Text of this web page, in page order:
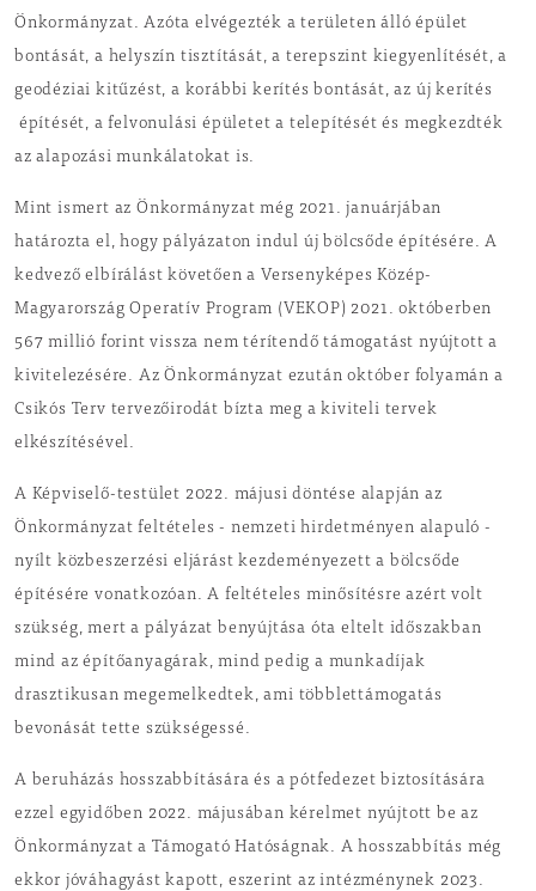
Önkormányzat. Azóta elvégezték a területen álló épület
bontását, a helyszín tisztítását, a terepszint kiegyenlítését, a
geodéziai kitűzést, a korábbi kerítés bontását, az új kerítés
építését, a felvonulási épületet a telepítését és megkezdték
az alapozási munkálatokat is.
Mint ismert az Önkormányzat még 2021. januárjában
határozta el, hogy pályázaton indul új bölcsőde építésére. A
kedvező elbírálást követően a Versenyképes Közép-
Magyarország Operatív Program (VEKOP) 2021. októberben
567 millió forint vissza nem térítendő támogatást nyújtott a
kivitelezésére. Az Önkormányzat ezután október folyamán a
Csikós Terv tervezőirodát bízta meg a kiviteli tervek
elkészítésével.
A Képviselő-testület 2022. májusi döntése alapján az
Önkormányzat feltételes - nemzeti hirdetményen alapuló -
nyílt közbeszerzési eljárást kezdeményezett a bölcsőde
építésére vonatkozóan. A feltételes minősítésre azért volt
szükség, mert a pályázat benyújtása óta eltelt időszakban
mind az építőanyagárak, mind pedig a munkadíjak
drasztikusan megemelkedtek, ami többlettámogatás
bevonását tette szükségessé.
A beruházás hosszabbítására és a pótfedezet biztosítására
ezzel egyidőben 2022. májusában kérelmet nyújtott be az
Önkormányzat a Támogató Hatóságnak. A hosszabbítás még
ekkor jóváhagyást kapott, eszerint az intézménynek 2023.